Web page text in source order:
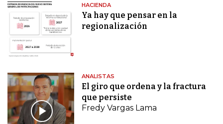
HACIENDA
Ya hay que pensar en la
regionalización
ANALISTAS
El giro que ordena y la fractura
que persiste
Fredy Vargas Lama